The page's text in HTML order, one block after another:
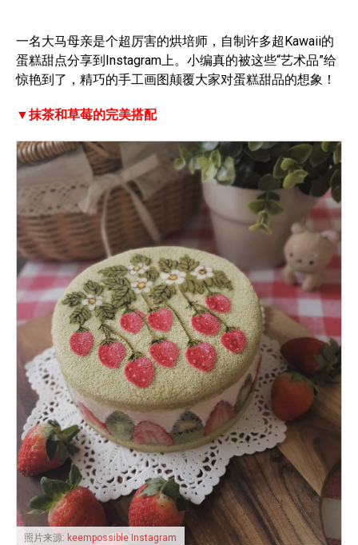
一名大马母亲是个超厉害的烘培师，自制许多超Kawaii的
蛋糕甜点分享到Instagram上。小编真的被这些“艺术品”给
惊艳到了，精巧的手工画图颠覆大家对蛋糕甜品的想象！
▼抹茶和草莓的完美搭配
照片来源: keempossible Instagram